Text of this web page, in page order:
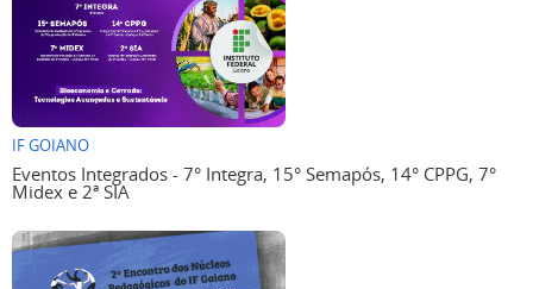
IF GOIANO
Eventos Integrados - 7° Integra, 15° Semapós, 14° CPPG, 7°
Midex e 2ª SIA